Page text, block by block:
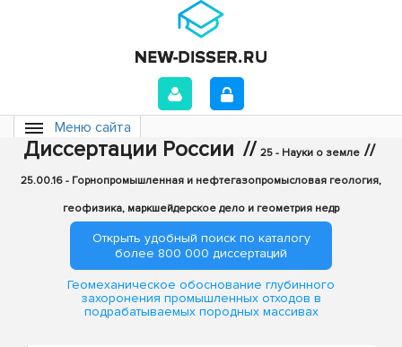
Меню сайта
Диссертации России // 25 - Науки о земле //
25.00.16 - Горнопромышленная и нефтегазопромысловая геология,
геофизика, маркшейдерское дело и геометрия недр
Открыть удобный поиск по каталогу
более 800 000 диссертаций
Геомеханическое обоснование глубинного
захоронения промышленных отходов в
подрабатываемых породных массивах